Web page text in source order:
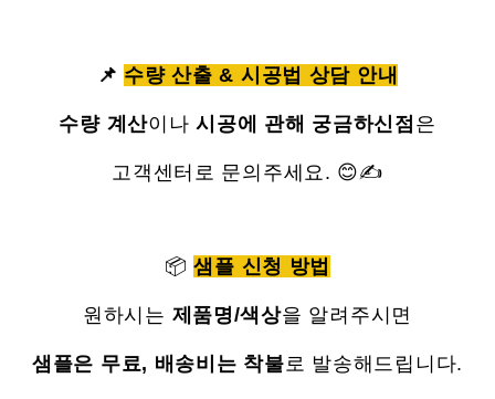
📌 수량 산출 & 시공법 상담 안내
수량 계산이나시공에 관해 궁금하신점 은
고객센터로 문의주세요. 😊✍
📦샘플 신청 방법
원하시는 제품명/색상을 알려주시면
샘플은 무료, 배송비는 착불로 발송해드립니다.